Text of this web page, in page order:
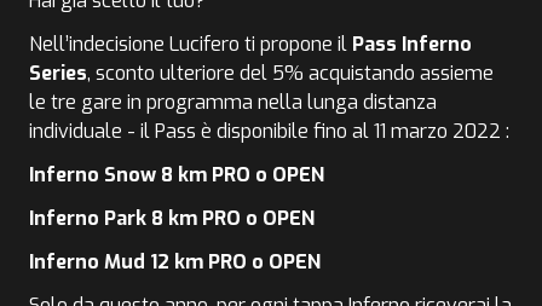
Nell’indecisione Lucifero ti propone il Pass Inferno
Series, sconto ulteriore del 5% acquistando assieme
le tre gare in programma nella lunga distanza
individuale - il Pass è disponibile fino al 11 marzo 2022 :
Inferno Snow 8 km PRO o OPEN
Inferno Park 8 km PRO o OPEN
Inferno Mud 12 km PRO o OPEN